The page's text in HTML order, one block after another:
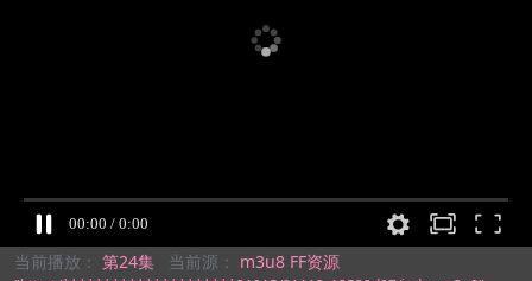
当前播放： 第24集 当前源： m3u8 FF资源